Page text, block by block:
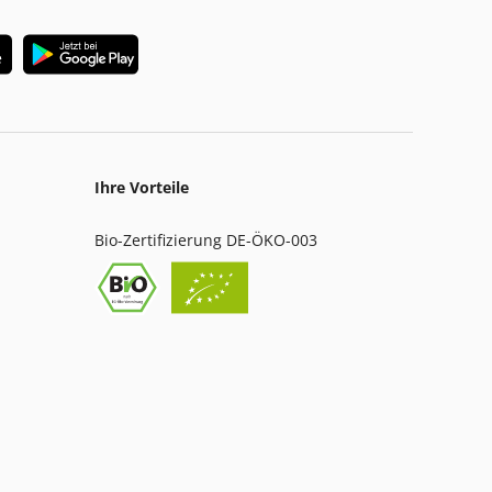
Ihre Vorteile
Bio-Zertifizierung DE-ÖKO-003